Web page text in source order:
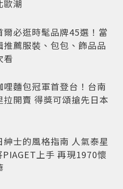
歐潮
爾必逛時髦品牌45選！當
推薦服裝、包包、飾品品
看
哩麵包冠軍首登台！台南
拉開賣 得獎可頌搶先日本
紳士的風格指南 人氣泰星
上手 再現1970懷